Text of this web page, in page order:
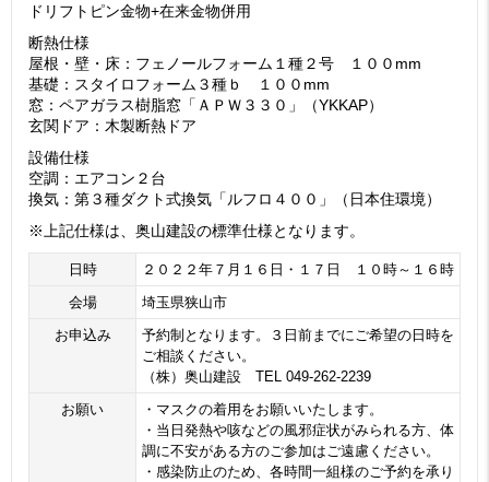
ドリフトピン金物+在来金物併用
断熱仕様
屋根・壁・床：フェノールフォーム１種２号 １００mm
基礎：スタイロフォーム３種ｂ １００mm
窓：ペアガラス樹脂窓「ＡＰＷ３３０」（YKKAP）
玄関ドア：木製断熱ドア
設備仕様
空調：エアコン２台
換気：第３種ダクト式換気「ルフロ４００」（日本住環境）
※上記仕様は、奥山建設の標準仕様となります。
日時
２０２２年７月１６日・１７日 １０時～１６時
会場
埼玉県狭山市
お申込み
予約制となります。３日前までにご希望の日時を
ご相談ください。
（株）奥山建設 TEL 049-262-2239
お願い
・マスクの着用をお願いいたします。
・当日発熱や咳などの風邪症状がみられる方、体
調に不安がある方のご参加はご遠慮ください。
・感染防止のため、各時間一組様のご予約を承り